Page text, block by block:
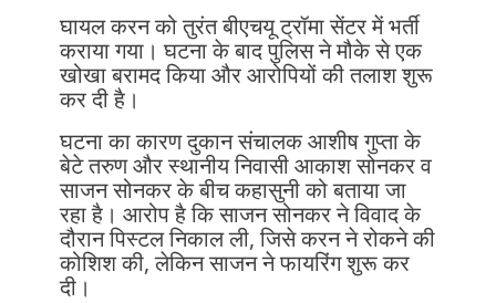
घायल करन को तुरंत बीएचयू ट्रॉमा सेंटर में भर्ती
कराया गया। घटना के बाद पुलिस ने मौके से एक
खोखा बरामद किया और आरोपियों की तलाश शुरू
कर दी है।
घटना का कारण दुकान संचालक आशीष गुप्ता के
बेटे तरुण और स्थानीय निवासी आकाश सोनकर व
साजन सोनकर के बीच कहासुनी को बताया जा
रहा है। आरोप है कि साजन सोनकर ने विवाद के
दौरान पिस्टल निकाल ली, जिसे करन ने रोकने की
कोशिश की, लेकिन साजन ने फायरिंग शुरू कर
दी।